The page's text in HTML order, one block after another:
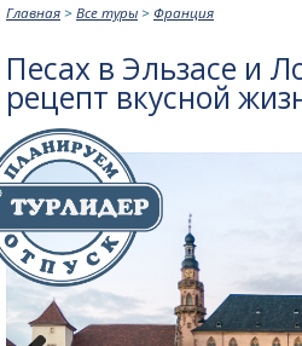
Главная > Все туры > Франция
Песах в Эльзасе и
рецепт вкусной